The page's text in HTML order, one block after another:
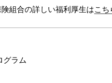
組合の詳しい福利厚生はこち
グラム